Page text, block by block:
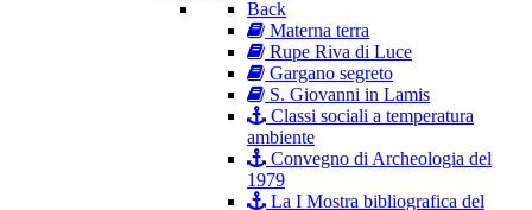
Back
Materna terra
Rupe Riva di Luce
Gargano segreto
S. Giovanni in Lamis
Classi sociali a temperatura
ambiente
Convegno di Archeologia del
1979
La I Mostra bibliografica del